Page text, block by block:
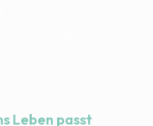
Leben passt